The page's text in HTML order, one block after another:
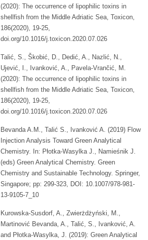
(2020): The occurrence of lipophilic toxins in
shellfish from the Middle Adriatic Sea, Toxicon,
186(2020), 19-25,
doi.org/10.1016/j.toxicon.2020.07.026
Talić, S., Škobić, D., Dedić, A., Nazlić, N.,
Ujević, I., Ivanković, A., Pavela-Vrančić, M.
(2020): The occurrence of lipophilic toxins in
shellfish from the Middle Adriatic Sea, Toxicon,
186(2020), 19-25,
doi.org/10.1016/j.toxicon.2020.07.026
Bevanda A.M., Talić S., Ivanković A. (2019) Flow
Injection Analysis Toward Green Analytical
Chemistry. In: Płotka-Wasylka J., Namieśnik J.
(eds) Green Analytical Chemistry. Green
Chemistry and Sustainable Technology. Springer,
Singapore; pp: 299-323, DOI: 10.1007/978-981-
13-9105-7_10
Kurowska-Susdorf, A., Zwierżdżyński, M.,
Martinović Bevanda, A., Talić, S., Ivanković, A.
and Płotka-Wasylka, J. (2019): Green Analytical